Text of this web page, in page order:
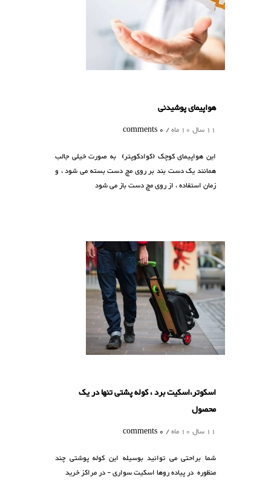
هواپیمای پوشیدنی
11 سال 10 ماه /
0 comments
این هواپیمای کوچک (کوادکوپتر) به صورت خیلی جالب
همانند یک دست بند بر روی مچ دست بسته می شود ، و
زمان استفاده ، از روی مچ دست باز می شود
اسکوتر،اسکیت برد ، کوله پشتی تنها در یک
محصول
11 سال 10 ماه /
0 comments
شما براحتی می توانید بوسیله این کوله پوشتی چند
منظوره در پیاده روها اسکیت سواری - در مراکز خرید